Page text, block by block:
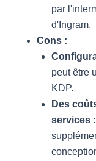
par
d'Ingram.
Cons :
peut être
KDP.
Des
services :